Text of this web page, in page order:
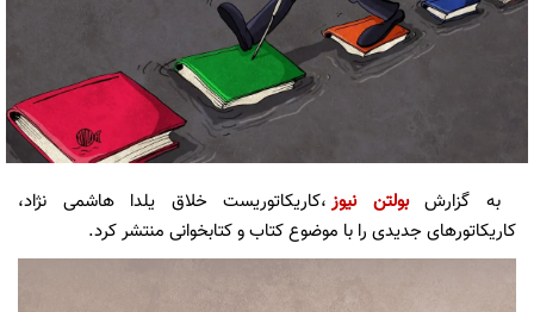
به گزارشبولتن نیوز ،کاریکاتوریست خلاق یلدا هاشمی نژاد،
کاریکاتورهای جدیدی را با موضوع کتاب و کتابخوانی منتشر کرد.